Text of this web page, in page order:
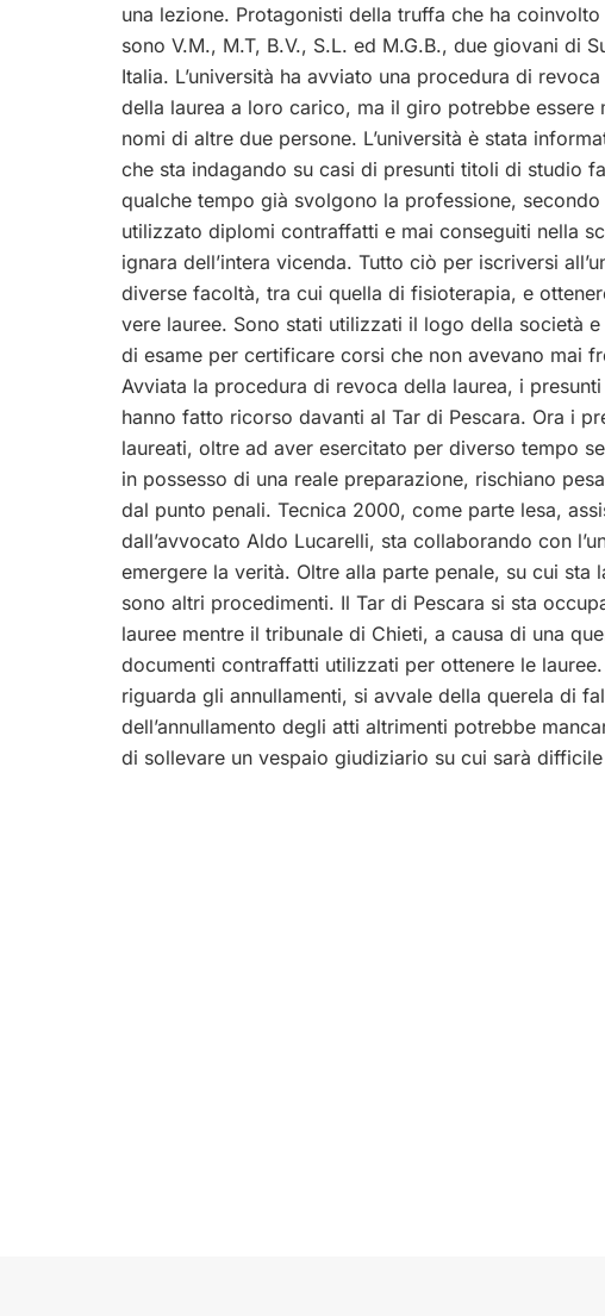
una lezione. Protagonisti della truffa che ha coinvolto
sono V.M., M.T, B.V., S.L. ed M.G.B., due giovani di
Italia. L’università ha avviato una procedura di
della laurea a loro carico, ma il giro potrebbe
nomi di altre due persone. L’università è stata
che sta indagando su casi di presunti titoli di studio
qualche tempo già svolgono la professione,
utilizzato diplomi contraffatti e mai conseguiti nella
ignara dell’intera vicenda. Tutto ciò per iscriversi
diverse facoltà, tra cui quella di fisioterapia, e
vere lauree. Sono stati utilizzati il logo della società
di esame per certificare corsi che non avevano mai
Avviata la procedura di revoca della laurea, i presunti
hanno fatto ricorso davanti al Tar di Pescara. Ora i
laureati, oltre ad aver esercitato per diverso tempo
in possesso di una reale preparazione, rischiano
dal punto penali. Tecnica 2000, come parte lesa,
dall’avvocato Aldo Lucarelli, sta collaborando con
emergere la verità. Oltre alla parte penale, su cui
sono altri procedimenti. Il Tar di Pescara si sta
lauree mentre il tribunale di Chieti, a causa di una
documenti contraffatti utilizzati per ottenere le
riguarda gli annullamenti, si avvale della querela di
dell’annullamento degli atti altrimenti potrebbe
di sollevare un vespaio giudiziario su cui sarà